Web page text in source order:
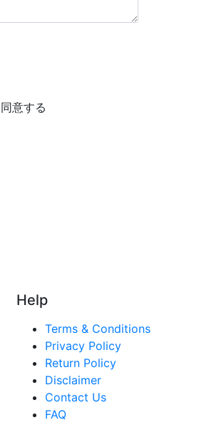
意する
Help
Terms & Conditions
Privacy Policy
Return Policy
Disclaimer
Contact Us
FAQ